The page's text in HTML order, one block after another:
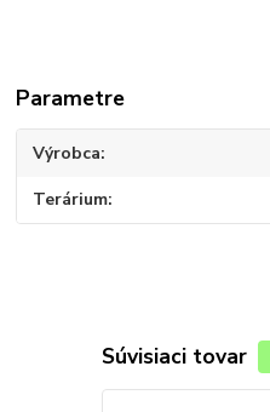
Parametre
Výrobca
Terárium
Súvisiaci tovar